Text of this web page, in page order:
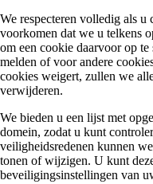
BRASSERIE
We respecteren volledig als
voorkomen dat we u telkens
om een cookie daarvoor op
melden of voor andere
cookies weigert, zullen we
verwijderen.
We bieden u een lijst met
domein, zodat u kunt
veiligheidsredenen kunnen
tonen of wijzigen. U kunt
beveiligingsinstellingen van